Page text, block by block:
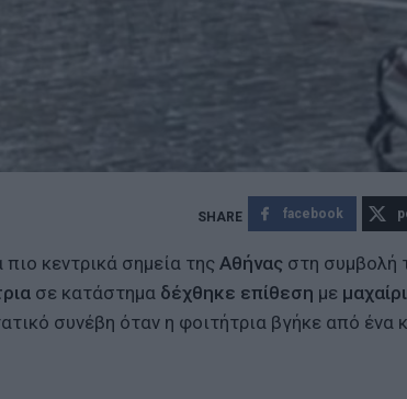
facebook
κεντρικά σημεία τηςΑθήνας στη συμβολή
σε κατάστημα δέχθηκε επίθεση με μαχαίρι
συνέβη όταν η φοιτήτρια βγήκε από ένα